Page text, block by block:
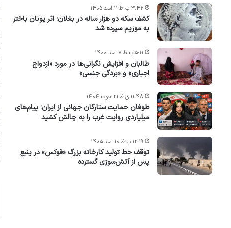
کشف سکه دو هزار ساله در بغلان؛ اثر یونان باختر
به موزیم سپرده شد
۳:۴۲ ب.ظ ۱۱ اسد ۱۴۰۵
طالبان و افزایش نگرانی‌ها در مورد «ازدواج
اجباری» و «بردگی جنسی»
۵:۱۱ ب.ظ ۷ اسد ۱۴۰۰
طوفان حمایت ستارگان جهانی از ایران؛ پیام‌های
میلیاردی روایت غرب را به چالش کشید
۱۱:۴۸ ق.ظ ۲۱ حوت ۱۴۰۴
توقف خط تولید کارخانه بزرگ «فوکس» در ینبع
پس از آتش‌سوزی گسترده
۱۲:۱۹ ب.ظ ۱۰ اسد ۱۴۰۵